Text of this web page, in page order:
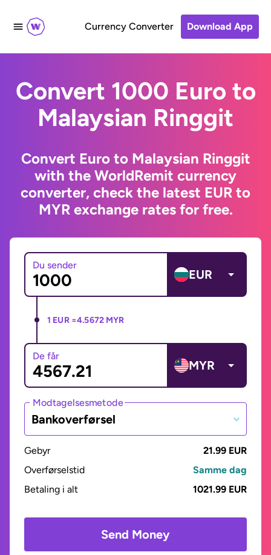
Currency Converter Download App
Convert 1000 Euro to
Malaysian Ringgit
Convert Euro to Malaysian Ringgit
with the WorldRemit currency
converter, check the latest EUR to
MYR exchange rates for free.
Du sender
EUR
1 EUR =4.5672 MYR
De får
MYR
Modtagelsesmetode
Bankoverførsel
Gebyr
21.99 EUR
Overførselstid
Samme dag
Betaling i alt
1021.99 EUR
Send Money